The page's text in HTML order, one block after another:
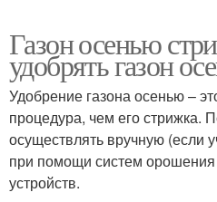
Уход за растениями
Газон осенью
удобрять газон
Удобрение газона осенью –
процедура, чем его стрижка.
осуществлять вручную (если
при помощи систем
устройств.